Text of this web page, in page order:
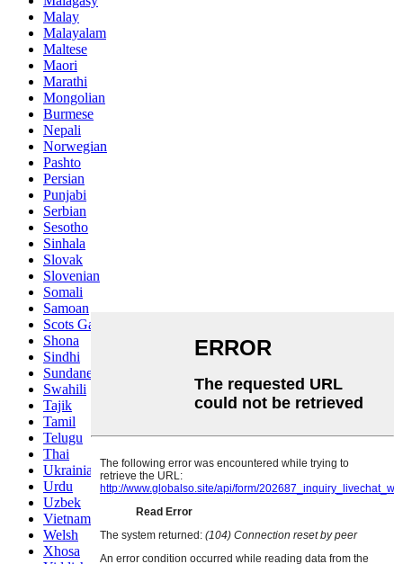
Malay
Malayalam
Maltese
Maori
Marathi
Mongolian
Burmese
Nepali
Norwegian
Pashto
Persian
Punjabi
Serbian
Sesotho
Sinhala
Slovak
Slovenian
Somali
Samoan
Scots Gaelic
Shona
Sindhi
Sundanese
Swahili
Tajik
Tamil
Telugu
Thai
Ukrainian
Urdu
Uzbek
Vietnamese
Welsh
Xhosa